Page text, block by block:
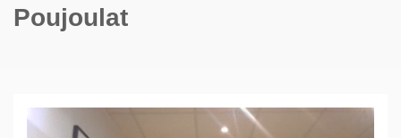
Poujoulat